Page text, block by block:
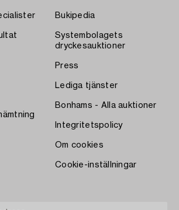
Bukipedia
Systembolagets
dryckesauktioner
Press
Lediga tjänster
Bonhams - Alla auktioner
Integritetspolicy
Om cookies
Cookie-inställningar